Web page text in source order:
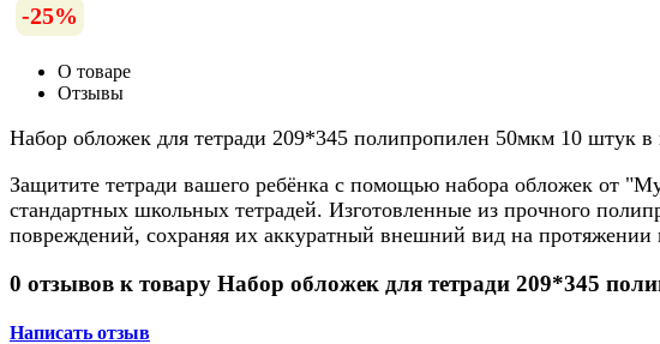
-25%
О товаре
Отзывы
Набор обложек для тетради 209*345 полипропилен 50мкм 10 штук в
Защитите тетради вашего ребёнка с помощью набора обложек от
стандартных школьных тетрадей. Изготовленные из прочного
повреждений, сохраняя их аккуратный внешний вид на протяжении
0 отзывов к товару Набор обложек для тетради 209*345
Написать отзыв